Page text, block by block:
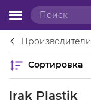
Производители
Сортировка
Irak Plastik